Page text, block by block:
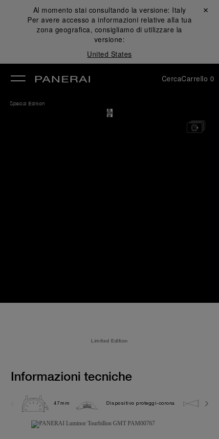
Al momento stai consultando la versione: Italy
Per avere accesso a informazioni relative alla tua
zona geografica, consigliamo di utilizzare la
versione:
United States
Chiudi ✕
CercaCarrello 0
Special Edition
Limited Edition
Informazioni tecniche
47mm Dispositivo proteggi-corona